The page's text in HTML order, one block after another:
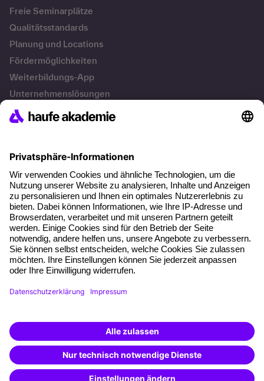
Freie Seminarplätze
Qualitätsstandards
Planung und Locations
Fördermöglichkeiten
Weiterbildungs-App
Unternehmenslösungen
Potenzialanalyse
Coaching
Kontakt & Support
Kontakt
FAQs
+49 761 595339-00
AGB
Impressum
Datenschutz